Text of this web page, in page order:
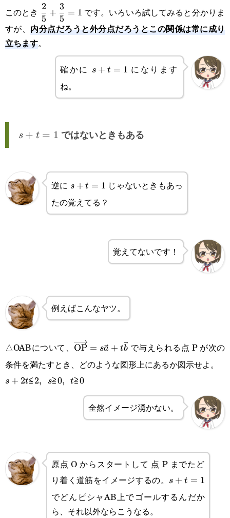
このとき \displaystyle\frac{2}
{5}+\frac{3}{5}=1
5
2
+
5
3
= 1 です。いろいろ試してみると分かりま
すが、 内分点だろうと外分点だろうとこの関係は常に成り
立ちます。
確かに s+t=1
s + t = 1 になります
ね。
s+t=1
s + t = 1 ではないときもある
逆に s+t=1
s + t = 1 じゃないときもあっ
たの覚えてる？
覚えてないです！
例えばこんなヤツ。
△OABについて、 OP = sa + tb で与えられる点 P が次の
条件を満たすとき、どのような図形上にあるか図示せよ。
s+2t\text{≦}2,\enspace
s\text{≧}0,\enspace t
s + 2t≦2, s≧0, t≧0
全然イメージ湧かない。
原点 O からスタートして 点 P までたど
り着く道筋をイメージするの。 s+t=1
s + t = 1
でどんピシャAB上でゴールするんだか
ら、それ以外ならこうなる。